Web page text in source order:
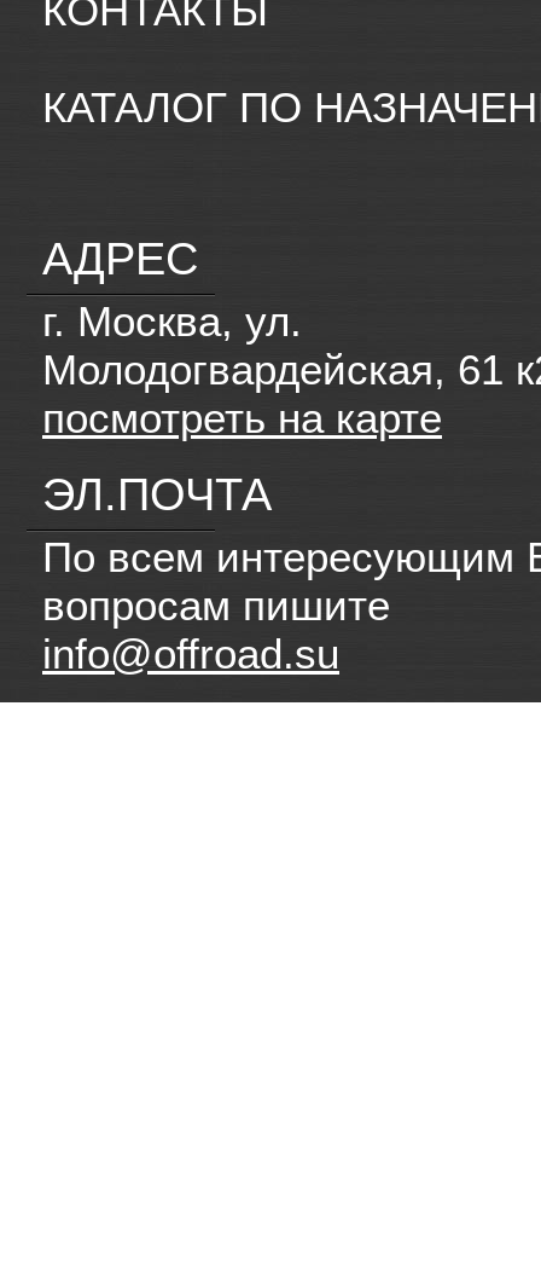
КОНТАКТЫ
КАТАЛОГ ПО
АДРЕС
г. Москва, ул.
Молодогвардейская, 61
посмотреть на карте
ЭЛ.ПОЧТА
По всем интересующим
вопросам пишите
info@offroad.su